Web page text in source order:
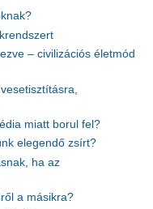
– civilizációs életmód
miatt borul fel?
elegendő zsírt?
ha az
a másikra?